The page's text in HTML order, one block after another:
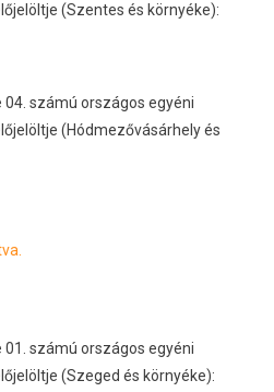
(Szentes és környéke):
számú országos egyéni
(Hódmezővásárhely és
számú országos egyéni
(Szeged és környéke):